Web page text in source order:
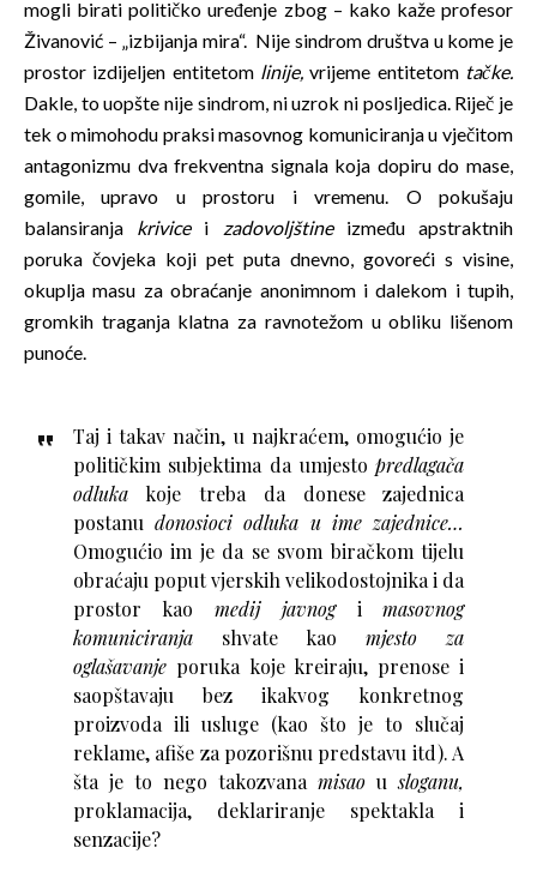
mogli birati političko uređenje zbog – kako kaže profesor
Živanović – „izbijanja mira“. Nije sindrom društva u kome je
prostor izdijeljen entitetom linije,vrijeme entitetom tačke.
Dakle, to uopšte nije sindrom, ni uzrok ni posljedica. Riječ je
tek o mimohodu praksi masovnog komuniciranja u vječitom
antagonizmu dva frekventna signala koja dopiru do mase,
gomile, upravo u prostoru i vremenu. O pokušaju
balansiranja krivice i zadovoljštineizmeđu apstraktnih
poruka čovjeka koji pet puta dnevno, govoreći s visine,
okuplja masu za obraćanje anonimnom i dalekom i tupih,
gromkih traganja klatna za ravnotežom u obliku lišenom
punoće.
Taj i takav način, u najkraćem, omogućio je
političkim subjektima da umjestopredlagača
odluka koje treba da donese zajednica
postanudonosioci odluka u ime zajednice…
Omogućio im je da se svom biračkom tijelu
obraćaju poput vjerskih velikodostojnika i da
prostor kaomedij javnog imasovnog
komuniciranjashvate kaomjesto za
oglašavanjeporuka koje kreiraju, prenose i
saopštavaju bez ikakvog konkretnog
proizvoda ili usluge (kao što je to slučaj
reklame, afiše za pozorišnu predstavu itd). A
šta je to nego takozvanamisaousloganu,
proklamacija, deklariranje spektakla i
senzacije?